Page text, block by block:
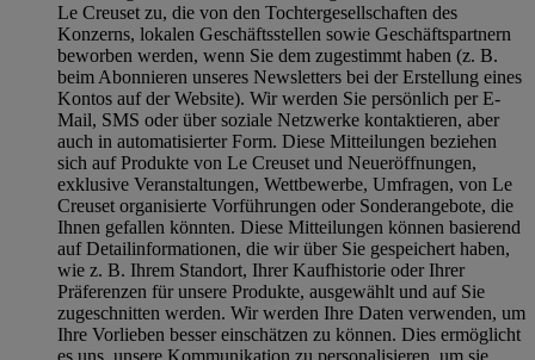
Le Creuset zu, die von den Tochtergesellschaften des
Konzerns, lokalen Geschäftsstellen sowie Geschäftspartnern
beworben werden, wenn Sie dem zugestimmt haben (z. B.
beim Abonnieren unseres Newsletters bei der Erstellung eines
Kontos auf der Website). Wir werden Sie persönlich per E-
Mail, SMS oder über soziale Netzwerke kontaktieren, aber
auch in automatisierter Form. Diese Mitteilungen beziehen
sich auf Produkte von Le Creuset und Neueröffnungen,
exklusive Veranstaltungen, Wettbewerbe, Umfragen, von Le
Creuset organisierte Vorführungen oder Sonderangebote, die
Ihnen gefallen könnten. Diese Mitteilungen können basierend
auf Detailinformationen, die wir über Sie gespeichert haben,
wie z. B. Ihrem Standort, Ihrer Kaufhistorie oder Ihrer
Präferenzen für unsere Produkte, ausgewählt und auf Sie
zugeschnitten werden. Wir werden Ihre Daten verwenden, um
Ihre Vorlieben besser einschätzen zu können. Dies ermöglicht
es uns, unsere Kommunikation zu personalisieren, um sie